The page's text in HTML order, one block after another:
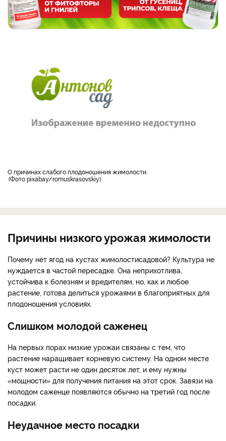
о причинах слабого плодоношения жимолости.
Фото pixabay/romuskrasovskiy
Причины низкого урожая жимолости
Почему нет ягод на кустах жимолостисадовой? Культура не
нуждается в частой пересадке. Она неприхотлива,
устойчива к болезням и вредителям, но, как и любое
растение, готова делиться урожаями в благоприятных для
плодоношения условиях.
Слишком молодой саженец
На первых порах низкие урожаи связаны с тем, что
растение наращивает корневую систему. На одном месте
куст может расти не один десяток лет, и ему нужны
«мощности» для получения питания на этот срок. Завязи на
молодом саженце появляются обычно на третий год после
посадки.
Неудачное место посадки